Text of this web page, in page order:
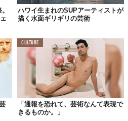
ハワイ生まれのSUPアーティストが
描く水面ギリギリの芸術
CULTURE
「通報を恐れて、芸術なんて表現で
きるものか。」